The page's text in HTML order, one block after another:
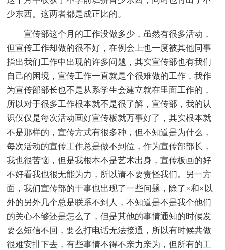
少东西。这两者都是成正比的。
宣传部这个月的工作没做多少，虽然有很多活动，
但宣传工作却做的很不好，在例会上也一度被其他同事
指出我们工作中出现的许多问题，其实宣传部也有我们
自己的困境，宣传工作一直就是个很难做的工作，我作
为宣传部部长也不是从系学生会建立就在里面工作的，
所以对于很多工作根本就不是很了解，宣传部，我的认
识仅仅是每次活动画好宣传板就万事好了，其实根本就
不是那样的，宣传方式有很多种，但不知道是为什么，
每次活动的宣传工作总是做不到位，作为宣传部部长，
我也很苦恼，但是我根本不是艺术出身，宣传板画的好
不好看我也很无能为力，所以请不要责怪我们。另一方
面，我们宣传部的干事也出现了一些问题，除了×和×以
外的另外几个总是联系不到人，不知道是不是我个他们
的关心不够还是怎么了，但是其他的事情通知的时候发
要么短信不回，要么打电话无法接通，所以有时候共做
很难安排下去，有些事情不得不亲力亲为，但所有的工